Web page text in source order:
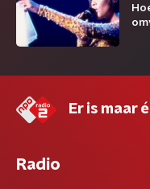
Er is maar
Radio